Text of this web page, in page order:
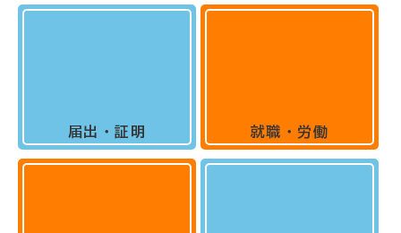
届出・証明 就職・労働